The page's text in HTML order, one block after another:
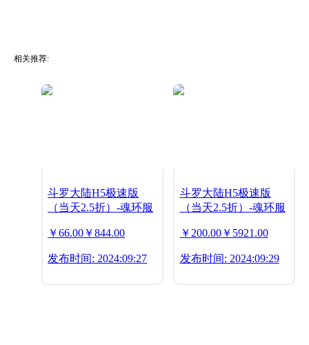
相关推荐:
斗罗大陆H5极速版
（当天2.5折）-魂环服
￥66.00 ￥844.00
发布时间: 2024:09:27
斗罗大陆H5极速版
（当天2.5折）-魂环服
￥200.00￥5921.00
发布时间: 2024:09:29